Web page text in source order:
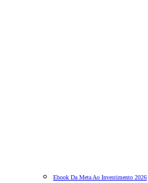
Ebook Da Meta Ao Investimento 2026